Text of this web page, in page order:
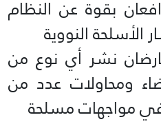
بقوة عن النظام
الأسلحة النووية
نشر أي نوع من
ومحاولات عدد من
مواجهات مسلحة